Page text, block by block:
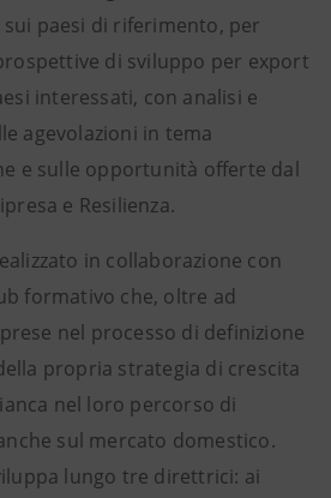
paesi di riferimento, per
di sviluppo per export
interessati, con analisi e
agevolazioni in tema
e sulle opportunità offerte dal
e Resilienza.
in collaborazione con
formativo che, oltre ad
nel processo di definizione
propria strategia di crescita
nel loro percorso di
sul mercato domestico.
lungo tre direttrici: ai